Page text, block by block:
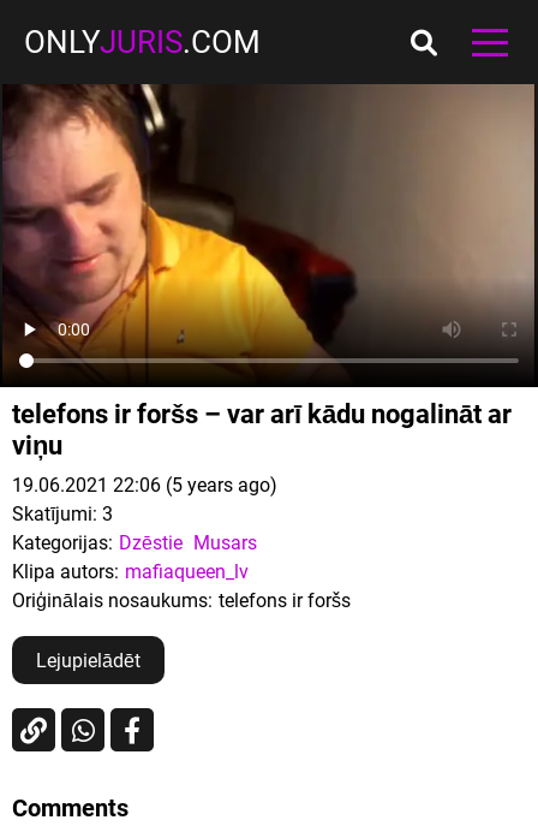
ONLYJURIS.COM
telefons ir foršs – var arī kādu nogalināt ar
viņu
19.06.2021 22:06 (5 years ago)
Skatījumi: 3
Kategorijas: Dzēstie Musars
Klipa autors: mafiaqueen_lv
Oriģinālais nosaukums: telefons ir foršs
Lejupielādēt
Comments